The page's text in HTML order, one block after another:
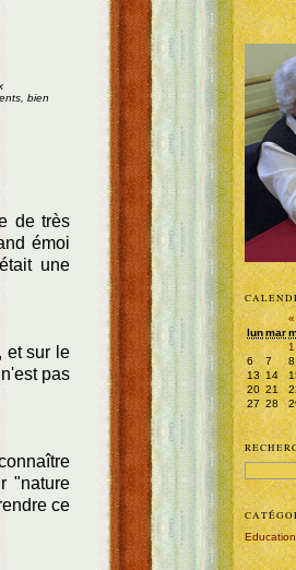
bien
de très
émoi
une
et sur le
pas
"nature
ce
«
lunmar
1
6
7 8
13 14
20 21
27 28